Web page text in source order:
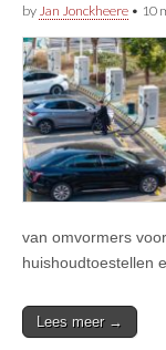
by Jan Jonckheere • 10
van omvormers
huishoudtoestellen
Lees meer →